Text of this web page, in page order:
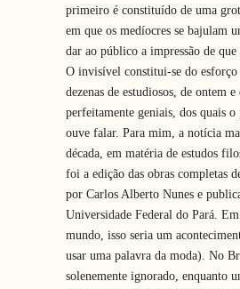
primeiro é constituído de uma
em que os medíocres se bajulam
dar ao público a impressão de que
O invisível constitui-se do esforço
dezenas de estudiosos, de ontem
perfeitamente geniais, dos quais
ouve falar. Para mim, a notícia
década, em matéria de estudos
foi a edição das obras completas
por Carlos Alberto Nunes e
Universidade Federal do Pará.
mundo, isso seria um
usar uma palavra da moda). No
solenemente ignorado, enquanto